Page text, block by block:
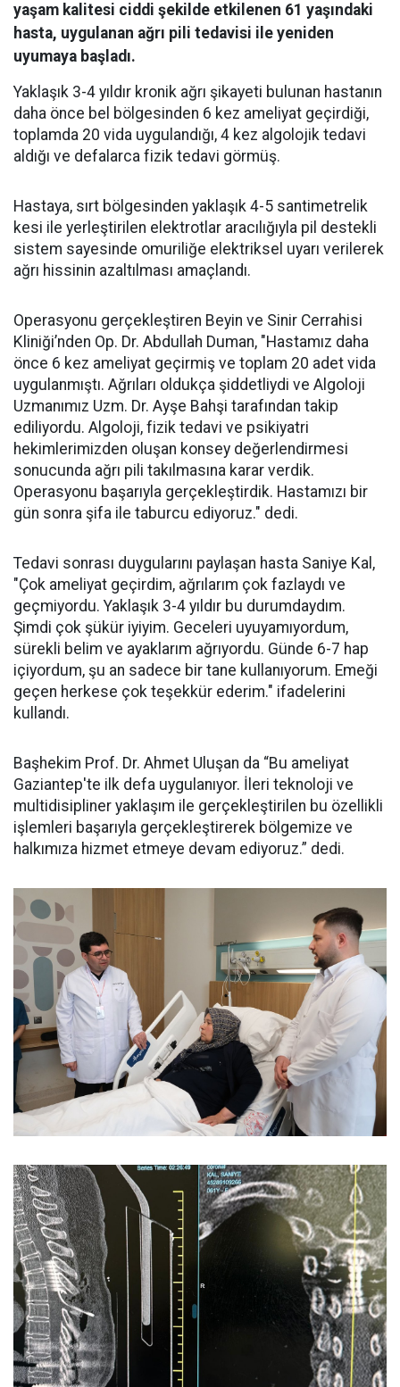
yaşam kalitesi ciddi şekilde etkilenen 61 yaşındaki
hasta, uygulanan ağrı pili tedavisi ile yeniden
uyumaya başladı.
Yaklaşık 3-4 yıldır kronik ağrı şikayeti bulunan hastanın
daha önce bel bölgesinden 6 kez ameliyat geçirdiği,
toplamda 20 vida uygulandığı, 4 kez algolojik tedavi
aldığı ve defalarca fizik tedavi görmüş.
Hastaya, sırt bölgesinden yaklaşık 4-5 santimetrelik
kesi ile yerleştirilen elektrotlar aracılığıyla pil destekli
sistem sayesinde omuriliğe elektriksel uyarı verilerek
ağrı hissinin azaltılması amaçlandı.
Operasyonu gerçekleştiren Beyin ve Sinir Cerrahisi
Kliniği’nden Op. Dr. Abdullah Duman, "Hastamız daha
önce 6 kez ameliyat geçirmiş ve toplam 20 adet vida
uygulanmıştı. Ağrıları oldukça şiddetliydi ve Algoloji
Uzmanımız Uzm. Dr. Ayşe Bahşi tarafından takip
ediliyordu. Algoloji, fizik tedavi ve psikiyatri
hekimlerimizden oluşan konsey değerlendirmesi
sonucunda ağrı pili takılmasına karar verdik.
Operasyonu başarıyla gerçekleştirdik. Hastamızı bir
gün sonra şifa ile taburcu ediyoruz." dedi.
Tedavi sonrası duygularını paylaşan hasta Saniye Kal,
"Çok ameliyat geçirdim, ağrılarım çok fazlaydı ve
geçmiyordu. Yaklaşık 3-4 yıldır bu durumdaydım.
Şimdi çok şükür iyiyim. Geceleri uyuyamıyordum,
sürekli belim ve ayaklarım ağrıyordu. Günde 6-7 hap
içiyordum, şu an sadece bir tane kullanıyorum. Emeği
geçen herkese çok teşekkür ederim." ifadelerini
kullandı.
Başhekim Prof. Dr. Ahmet Uluşan da “Bu ameliyat
Gaziantep'te ilk defa uygulanıyor. İleri teknoloji ve
multidisipliner yaklaşım ile gerçekleştirilen bu özellikli
işlemleri başarıyla gerçekleştirerek bölgemize ve
halkımıza hizmet etmeye devam ediyoruz.” dedi.